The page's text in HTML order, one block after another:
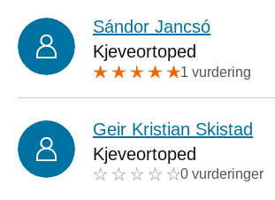
Sándor Jancsó
Kjeveortoped
1 vurdering
Geir Kristian Skistad
Kjeveortoped
0 vurderinger